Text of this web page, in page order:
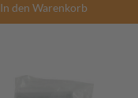
In den Warenkorb